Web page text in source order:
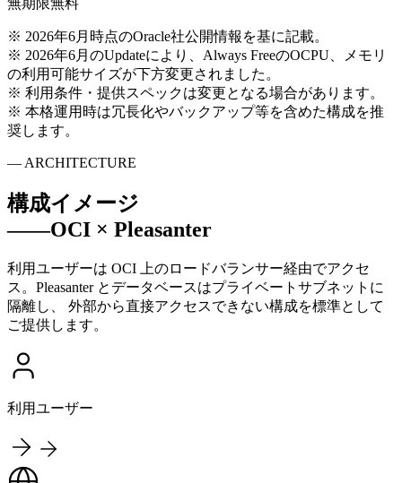
無期限無料
※ 2026年6月時点のOracle社公開情報を基に記載。
※ 2026年6月のUpdateにより、Always FreeのOCPU、メモリ
の利用可能サイズが下方変更されました。
※ 利用条件・提供スペックは変更となる場合があります。
※ 本格運用時は冗長化やバックアップ等を含めた構成を推
奨します。
— ARCHITECTURE
構成イメージ
——OCI × Pleasanter
利用ユーザーは OCI 上のロードバランサー経由でアクセ
ス。Pleasanter とデータベースはプライベートサブネットに
隔離し、 外部から直接アクセスできない構成を標準として
ご提供します。
利用ユーザー